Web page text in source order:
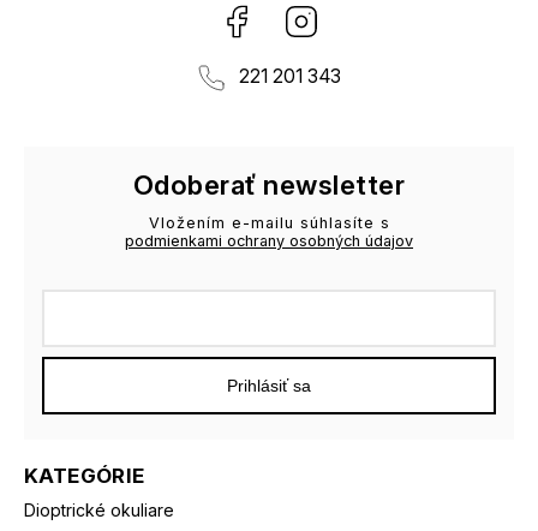
Facebook
221 201 343
KATEGÓRIE
Dioptrické okuliare
Odoberať newsletter
Vložením e-mailu súhlasíte s
podmienkami ochrany osobných údajov
Prihlásiť sa